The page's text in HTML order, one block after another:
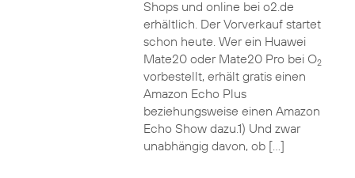
Shops und online bei o2.de
erhältlich. Der Vorverkauf startet
schon heute. Wer ein Huawei
Mate20 oder Mate20 Pro bei O2
vorbestellt, erhält gratis einen
Amazon Echo Plus
beziehungsweise einen Amazon
Echo Show dazu.1) Und zwar
unabhängig davon, ob […]